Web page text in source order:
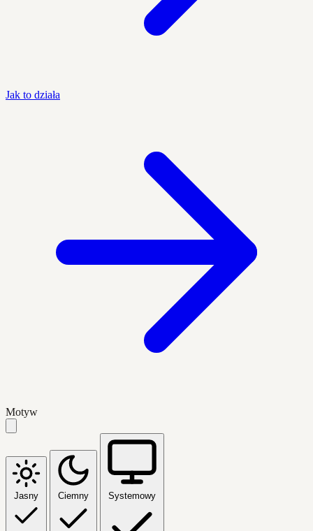
Jak to działa
Motyw
Jasny Ciemny Systemowy